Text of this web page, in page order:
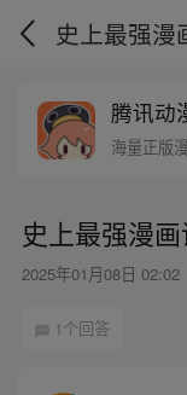
史上最强漫
腾讯动
海量正版
史上最强漫
2025年01月08日 02:02
1个回答